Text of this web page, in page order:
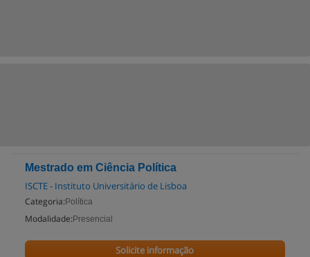
Mestrado em Ciência Política
ISCTE - Instituto Universitário de Lisboa
Categoria: Política
Modalidade: Presencial
Solicite informação